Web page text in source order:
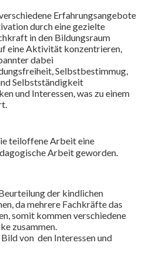
Erfahrungsangebote
durch eine gezielte
in den Bildungsraum
eine Aktivität konzentrieren,
dabei
Selbstbestimmug,
Selbstständigkeit
und Interessen, was zu einem
teiloffene Arbeit eine
Arbeit geworden.
der kindlichen
da mehrere Fachkräfte das
somit kommen verschiedene
zusammen.
von den Interessen und